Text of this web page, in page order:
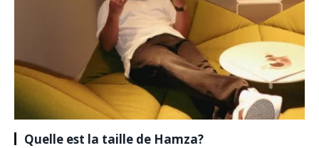
Quelle est la taille de Hamza?